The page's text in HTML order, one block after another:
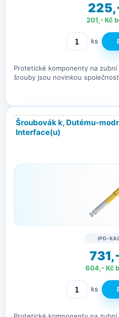
201,- Kč
ks
Protetické komponenty na
šrouby jsou novinkou
Šroubovák k, Dutému-
Interface(u)
IPD-
604,- Kč
ks